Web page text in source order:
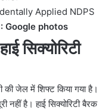
Applied NDPS
Google photos
सिक्योरिटी
की जेल में शिफ्ट किया गया है।
नहीं है। हाई सिक्योरिटी बैरक